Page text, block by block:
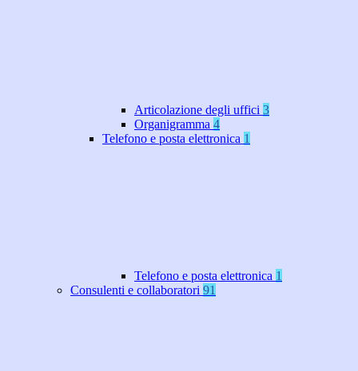
Articolazione degli uffici 3
Organigramma 4
Telefono e posta elettronica 1
Telefono e posta elettronica 1
Consulenti e collaboratori 91